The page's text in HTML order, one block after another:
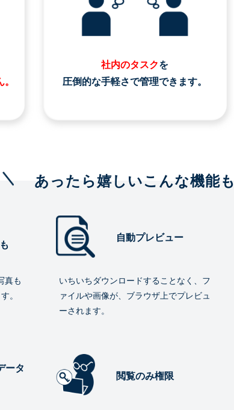
社内のタスクを
圧倒的な手軽さで管理できます。
あったら嬉しいこんな機能も
真も
。
自動プレビュー
いちいちダウンロードすることなく、フ
ァイルや画像が、ブラウザ上でプレビュ
ーされます。
ータ
閲覧のみ権限